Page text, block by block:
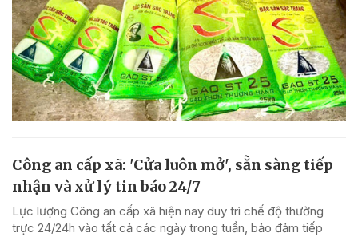
Công an cấp xã: 'Cửa luôn mở', sẵn sàng tiếp
nhận và xử lý tin báo 24/7
Lực lượng Công an cấp xã hiện nay duy trì chế độ thường
trực 24/24h vào tất cả các ngày trong tuần, bảo đảm tiếp